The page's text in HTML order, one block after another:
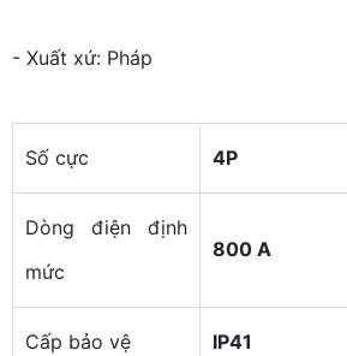
- Xuất xứ: Pháp
Số cực 4P
Dòng điện định
mức
800 A
Cấp bảo vệ IP41